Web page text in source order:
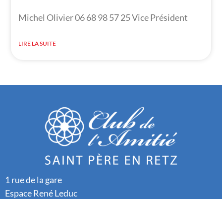
Michel Olivier 06 68 98 57 25 Vice Président
LIRE LA SUITE
1 rue de la gare
Espace René Leduc